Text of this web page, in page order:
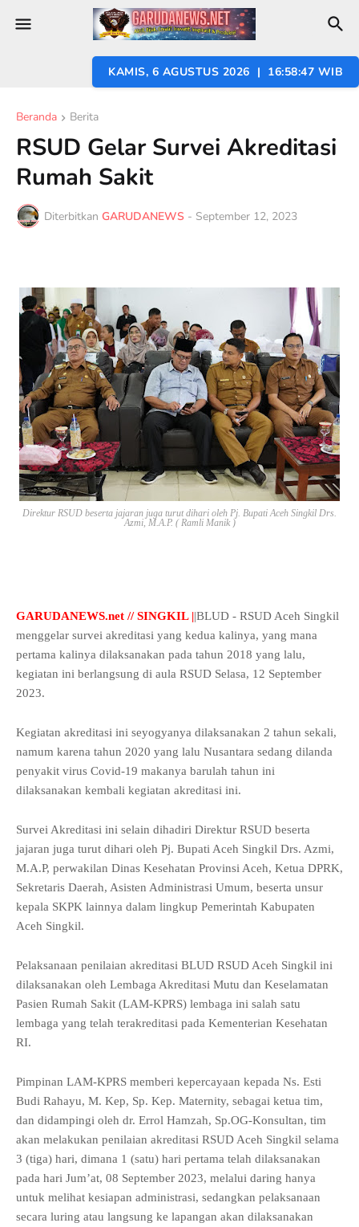
KAMIS, 6 AGUSTUS 2026 | 16:58:49 WIB
Beranda Berita
RSUD Gelar Survei Akreditasi
Rumah Sakit
Diterbitkan GARUDANEWS - September 12, 2023
Direktur RSUD beserta jajaran juga turut dihari oleh Pj. Bupati Aceh Singkil Drs.
Azmi, M.A.P. ( Ramli Manik )
GARUDANEWS.net // SINGKIL ||BLUD - RSUD Aceh Singkil
menggelar survei akreditasi yang kedua kalinya, yang mana
pertama kalinya dilaksanakan pada tahun 2018 yang lalu,
kegiatan ini berlangsung di aula RSUD Selasa, 12 September
2023.
Kegiatan akreditasi ini seyogyanya dilaksanakan 2 tahun sekali,
namum karena tahun 2020 yang lalu Nusantara sedang dilanda
penyakit virus Covid-19 makanya barulah tahun ini
dilaksanakan kembali kegiatan akreditasi ini.
Survei Akreditasi ini selain dihadiri Direktur RSUD beserta
jajaran juga turut dihari oleh Pj. Bupati Aceh Singkil Drs. Azmi,
M.A.P, perwakilan Dinas Kesehatan Provinsi Aceh, Ketua DPRK,
Sekretaris Daerah, Asisten Administrasi Umum, beserta unsur
kepala SKPK lainnya dalam lingkup Pemerintah Kabupaten
Aceh Singkil.
Pelaksanaan penilaian akreditasi BLUD RSUD Aceh Singkil ini
dilaksanakan oleh Lembaga Akreditasi Mutu dan Keselamatan
Pasien Rumah Sakit (LAM-KPRS) lembaga ini salah satu
lembaga yang telah terakreditasi pada Kementerian Kesehatan
RI.
Pimpinan LAM-KPRS memberi kepercayaan kepada Ns. Esti
Budi Rahayu, M. Kep, Sp. Kep. Maternity, sebagai ketua tim,
dan didampingi oleh dr. Errol Hamzah, Sp.OG-Konsultan, tim
akan melakukan penilaian akreditasi RSUD Aceh Singkil selama
3 (tiga) hari, dimana 1 (satu) hari pertama telah dilaksanakan
pada hari Jum’at, 08 September 2023, melalui daring hanya
untuk melihat kesiapan administrasi, sedangkan pelaksanaan
secara luring atau langsung ke lapangan akan dilaksanakan